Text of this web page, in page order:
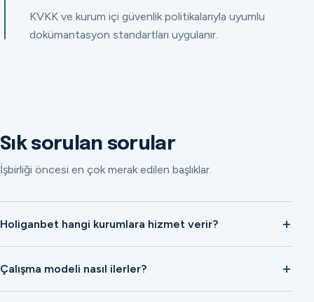
KVKK ve kurum içi güvenlik politikalarıyla uyumlu
dokümantasyon standartları uygulanır.
Sık sorulan sorular
İşbirliği öncesi en çok merak edilen başlıklar.
Holiganbet hangi kurumlara hizmet verir?
Çalışma modeli nasıl ilerler?